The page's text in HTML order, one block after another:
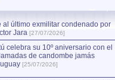
al último exmilitar condenado por
Jara [27/07/2026]
celebra su 10º aniversario con el
de candombe jamás
[25/07/2026]